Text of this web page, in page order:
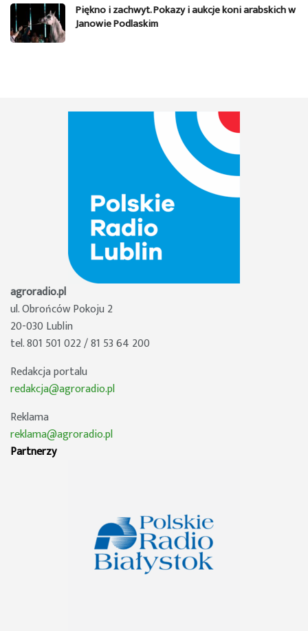
Piękno i zachwyt. Pokazy i aukcje koni arabskich w
Janowie Podlaskim
agroradio.pl
ul. Obrońców Pokoju 2
20-030 Lublin
tel. 801 501 022 / 81 53 64 200
Redakcja portalu
redakcja@agroradio.pl
Reklama
reklama@agroradio.pl
Partnerzy